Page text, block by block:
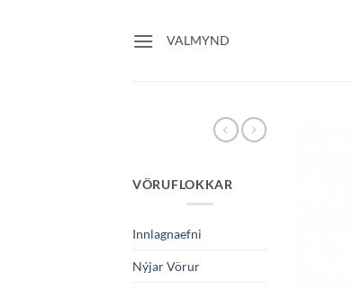
VALMYND
VÖRUFLOKKAR
Innlagnaefni
Nýjar Vörur